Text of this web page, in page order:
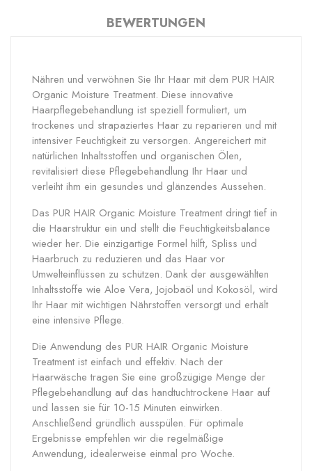
BEWERTUNGEN
Nähren und verwöhnen Sie Ihr Haar mit dem PUR HAIR
Organic Moisture Treatment. Diese innovative
Haarpflegebehandlung ist speziell formuliert, um
trockenes und strapaziertes Haar zu reparieren und mit
intensiver Feuchtigkeit zu versorgen. Angereichert mit
natürlichen Inhaltsstoffen und organischen Ölen,
revitalisiert diese Pflegebehandlung Ihr Haar und
verleiht ihm ein gesundes und glänzendes Aussehen.
Das PUR HAIR Organic Moisture Treatment dringt tief in
die Haarstruktur ein und stellt die Feuchtigkeitsbalance
wieder her. Die einzigartige Formel hilft, Spliss und
Haarbruch zu reduzieren und das Haar vor
Umwelteinflüssen zu schützen. Dank der ausgewählten
Inhaltsstoffe wie Aloe Vera, Jojobaöl und Kokosöl, wird
Ihr Haar mit wichtigen Nährstoffen versorgt und erhält
eine intensive Pflege.
Die Anwendung des PUR HAIR Organic Moisture
Treatment ist einfach und effektiv. Nach der
Haarwäsche tragen Sie eine großzügige Menge der
Pflegebehandlung auf das handtuchtrockene Haar auf
und lassen sie für 10-15 Minuten einwirken.
Anschließend gründlich ausspülen. Für optimale
Ergebnisse empfehlen wir die regelmäßige
Anwendung, idealerweise einmal pro Woche.